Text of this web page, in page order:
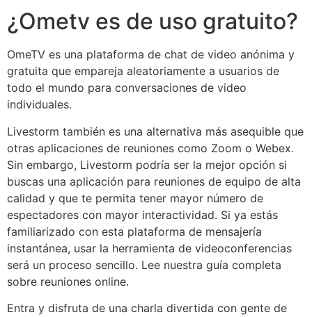
¿Ometv es de uso gratuito?
OmeTV es una plataforma de chat de video anónima y
gratuita que empareja aleatoriamente a usuarios de
todo el mundo para conversaciones de video
individuales.
Livestorm también es una alternativa más asequible que
otras aplicaciones de reuniones como Zoom o Webex.
Sin embargo, Livestorm podría ser la mejor opción si
buscas una aplicación para reuniones de equipo de alta
calidad y que te permita tener mayor número de
espectadores con mayor interactividad. Si ya estás
familiarizado con esta plataforma de mensajería
instantánea, usar la herramienta de videoconferencias
será un proceso sencillo. Lee nuestra guía completa
sobre reuniones online.
Entra y disfruta de una charla divertida con gente de